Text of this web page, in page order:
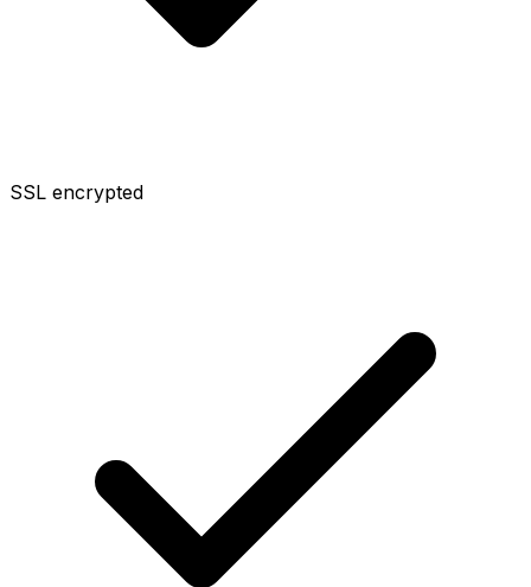
SSL encrypted